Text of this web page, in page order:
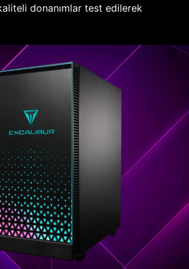
donanımlar test edilerek